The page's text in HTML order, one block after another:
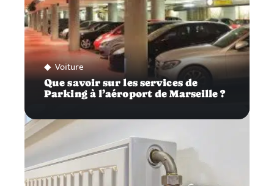
Voiture
Que savoir sur les services de
Parking à l’aéroport de Marseille ?